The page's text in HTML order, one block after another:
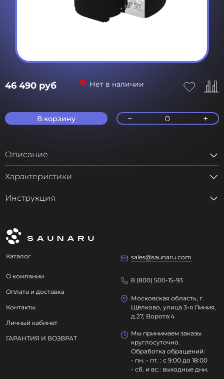
46 490 руб Нет в наличии
В корзину - 0 +
Описание
Характеристики
Инструкция
Каталог
О компании
Оплата и доставка
Контакты
Личный кабинет
ГАРАНТИЯ И ВОЗВРАТ
sales@saunaru.com
8 (800) 500-15-93
Московская область, г.
Щёлково, улица 3-я Линия,
д.27, Ворота:4
Мы принимаем заказы
круглосуточно.
Обработка обращений:
- пн. - пт. : с 9:00 до 18:00
- сб. и вс.: выходные дни.